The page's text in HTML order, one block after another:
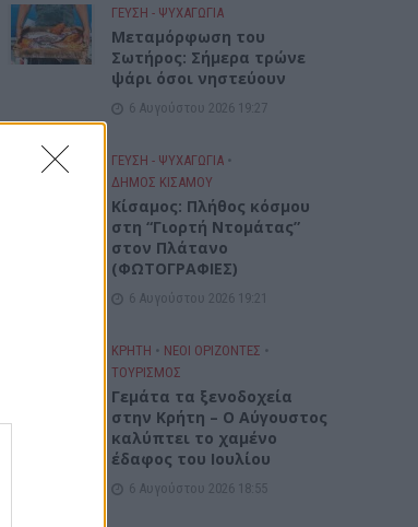
ΓΕΎΣΗ - ΨΥΧΑΓΩΓΊΑ
Μεταμόρφωση του
Σωτήρος: Σήμερα τρώνε
ψάρι όσοι νηστεύουν
6 Αυγούστου 2026 19:27
ΓΕΎΣΗ - ΨΥΧΑΓΩΓΊΑ •
ΔΉΜΟΣ ΚΙΣΆΜΟΥ
Κίσαμος: Πλήθος κόσμου
στη “Γιορτή Ντομάτας”
στον Πλάτανο
(ΦΩΤΟΓΡΑΦΙΕΣ)
6 Αυγούστου 2026 19:21
ΚΡΗΤΗ • ΝΕΟΙ ΟΡΙΖΟΝΤΕΣ •
ΤΟΥΡΙΣΜΟΣ
Γεμάτα τα ξενοδοχεία
στην Κρήτη – Ο Αύγουστος
καλύπτει το χαμένο
έδαφος του Ιουλίου
6 Αυγούστου 2026 18:55